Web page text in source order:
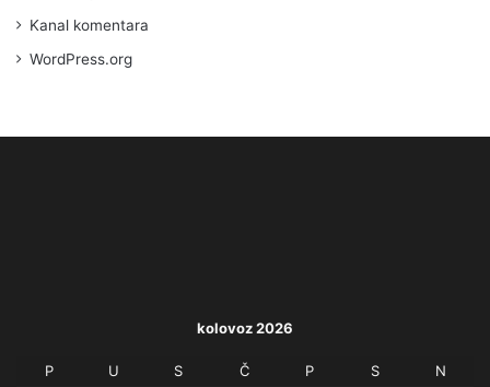
Kanal komentara
WordPress.org
kolovoz 2026
P U S Č P S N